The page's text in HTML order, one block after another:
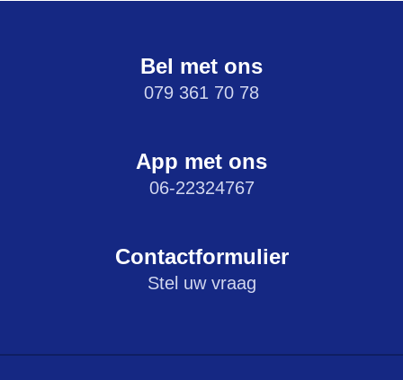
Bel met ons
079 361 70 78
App met ons
06-22324767
Contactformulier
Stel uw vraag